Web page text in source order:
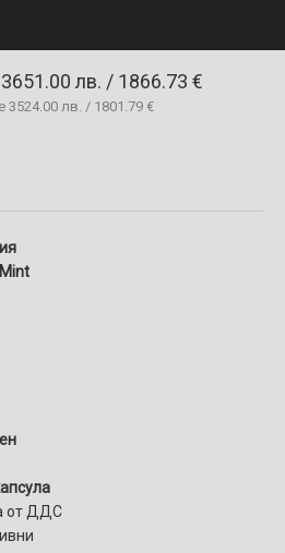
3651.00 лв. / 1866.73 €
3524.00 лв. / 1801.79 €
от ДДС